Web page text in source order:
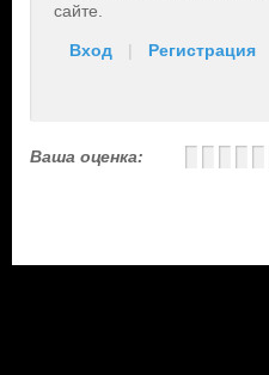
сайте.
Вход | Регистрация
Ваша оценка: